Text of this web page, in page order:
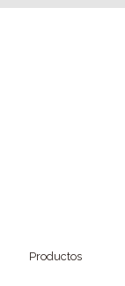
Productos